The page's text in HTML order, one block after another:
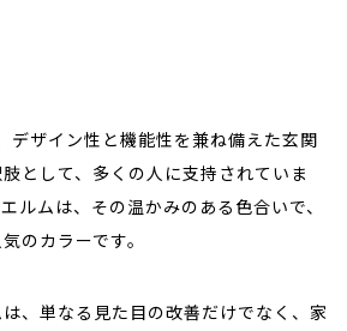
デザイン性と機能性を兼ね備えた玄関
として、多くの人に支持されていま
ルムは、その温かみのある色合いで、
のカラーです。
、単なる見た目の改善だけでなく、家